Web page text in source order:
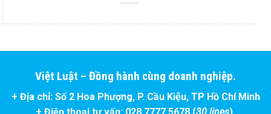
Việt Luật – Đồng hành cùng doanh nghiệp.
+ Địa chỉ: Số 2 Hoa Phượng, P. Cầu Kiệu, TP Hồ Chí Minh